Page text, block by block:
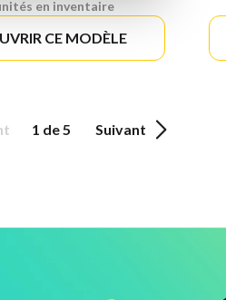
en inventaire
CE MODÈLE
1 de 5 Suivant